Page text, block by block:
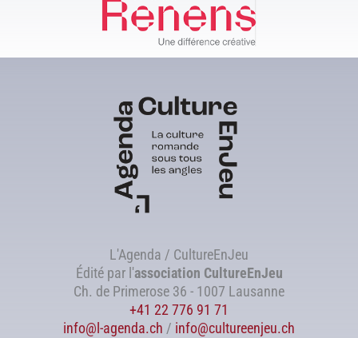
L'Agenda / CultureEnJeu
Édité par l'association CultureEnJeu
Ch. de Primerose 36 - 1007 Lausanne
+41 22 776 91 71
info@l-agenda.ch / info@cultureenjeu.ch